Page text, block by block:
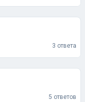
3 ответа
5 ответов